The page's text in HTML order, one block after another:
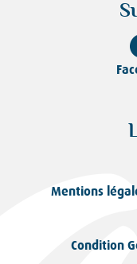
Mentions
Condition